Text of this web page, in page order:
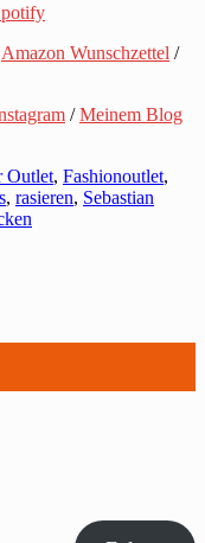
Amazon Wunschzettel /
/Meinem Blog
Outlet, Fashionoutlet,
, rasieren, Sebastian